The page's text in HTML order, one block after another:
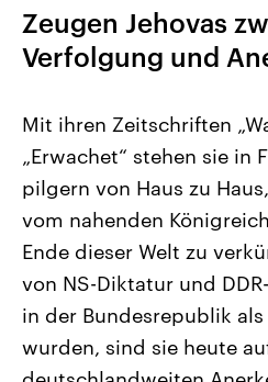
Landtagswahl Sachsen-Anhalt
2026
Alle Informationen
Sachsen-Anhalt wählt am 6.
September 2026 einen neuen
Landtag. Seit 2021 wird das
Bundesland von einer Koalition
Umfragen, Prognosen,
Wahlprogramme, aktuelle
und Hintergründe zu den
und Kandidaten der anstehenden
Sendungen Programm
Zeugen Jehovas
Verfolgung und
Mit ihren Zeitschriften
„Erwachet“ stehen sie in
pilgern von Haus zu
vom nahenden
Ende dieser Welt zu
von NS-Diktatur und
in der Bundesrepublik
wurden, sind sie heute